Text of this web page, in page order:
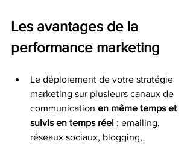
Les avantages de la
performance marketing
Le déploiement de votre stratégie
marketing sur plusieurs canaux de
communication en même temps et
suivis en temps réel : emailing,
réseaux sociaux, blogging,